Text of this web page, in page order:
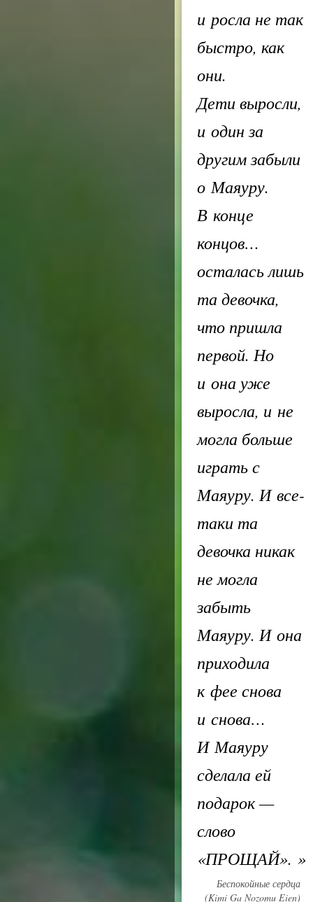
и росла не так
быстро, как
они.
Дети выросли,
и один за
другим забыли
о Маяуру.
В конце
концов…
осталась лишь
та девочка,
что пришла
первой. Но
и она уже
выросла, и не
могла больше
играть с
Маяуру. И все-
таки та
девочка никак
не могла
забыть
Маяуру. И она
приходила
к фее снова
и снова…
И Маяуру
сделала ей
подарок —
слово
«ПРОЩАЙ». »
Беспокойные сердца
(Kimi Ga Nozomu Eien)